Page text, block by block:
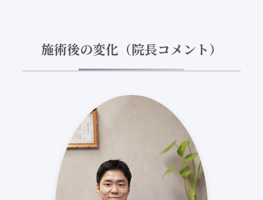
施術後の変化（院長コメント）